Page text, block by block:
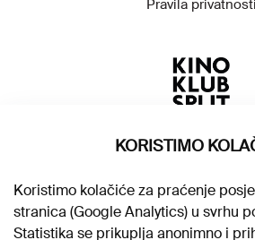
Pravila privatnosti
KORISTIMO
Koristimo kolačiće za praćenje
stranica (Google Analytics) u svrhu
Statistika se prikuplja anonimno i